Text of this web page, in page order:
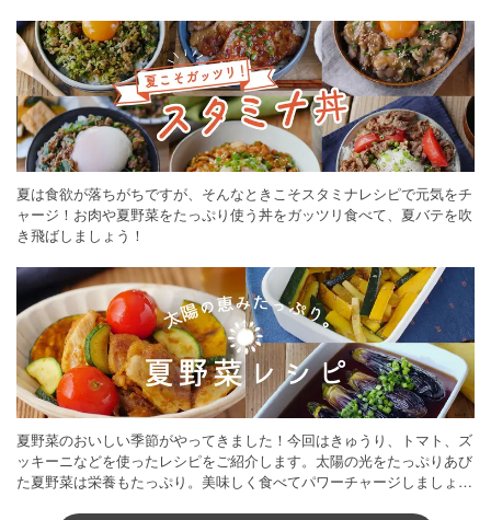
夏は食欲が落ちがちですが、そんなときこそスタミナレシピで元気をチ
ャージ！お肉や夏野菜をたっぷり使う丼をガッツリ食べて、夏バテを吹
き飛ばしましょう！
夏野菜のおいしい季節がやってきました！今回はきゅうり、トマト、ズ
ッキーニなどを使ったレシピをご紹介します。太陽の光をたっぷりあび
た夏野菜は栄養もたっぷり。美味しく食べてパワーチャージしましょう